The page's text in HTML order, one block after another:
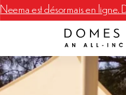
Neema est désormais en ligne.